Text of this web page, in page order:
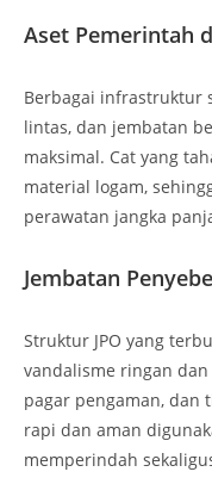
Aset Pemerintah
Berbagai infrastruktur
lintas, dan jembatan
maksimal. Cat yang
material logam,
perawatan jangka
Jembatan
Struktur JPO yang
vandalisme ringan dan
pagar pengaman, dan
rapi dan aman
memperindah